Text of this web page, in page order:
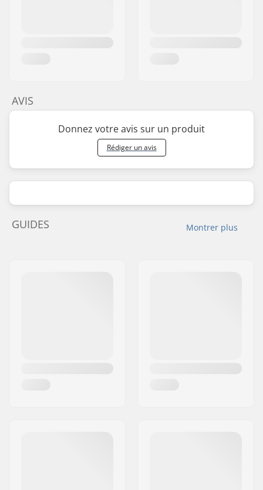
AVIS
Donnez votre avis sur un produit
Rédiger un avis
Montrer plus
GUIDES